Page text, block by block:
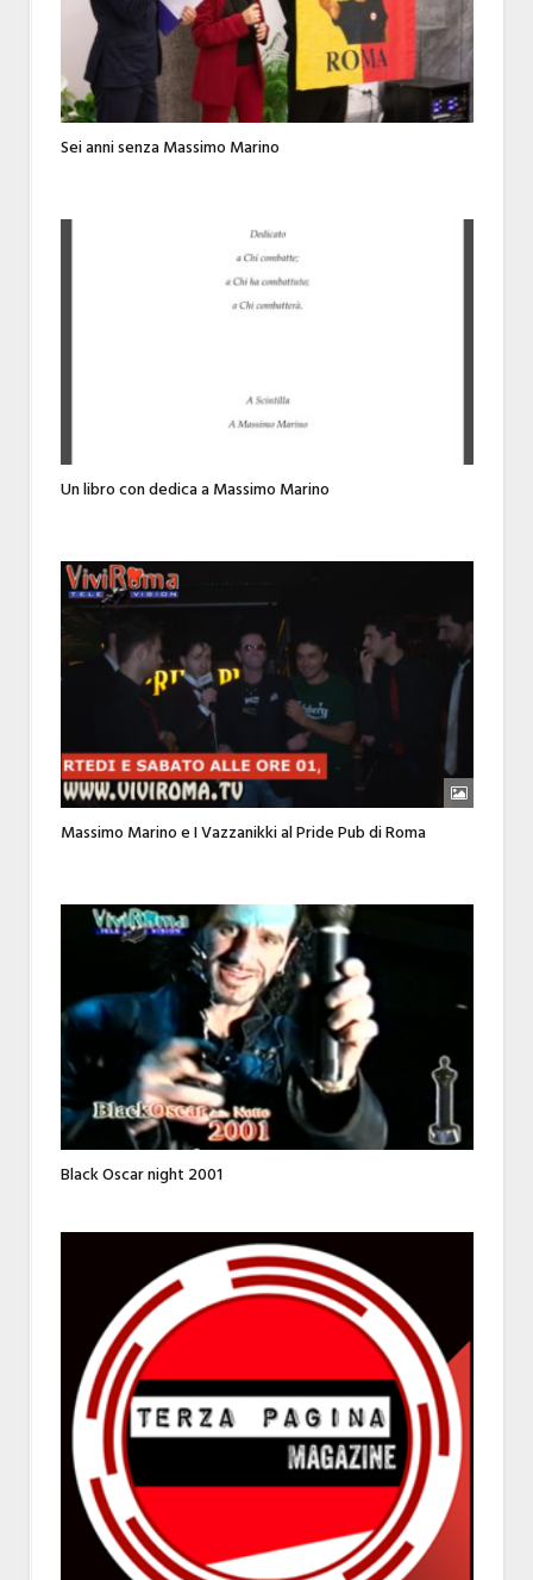
Sei anni senza Massimo Marino
Un libro con dedica a Massimo Marino
Massimo Marino e I Vazzanikki al Pride Pub di Roma
Black Oscar night 2001